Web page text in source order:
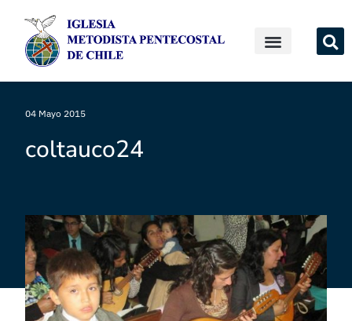
04 Mayo 2015
coltauco24